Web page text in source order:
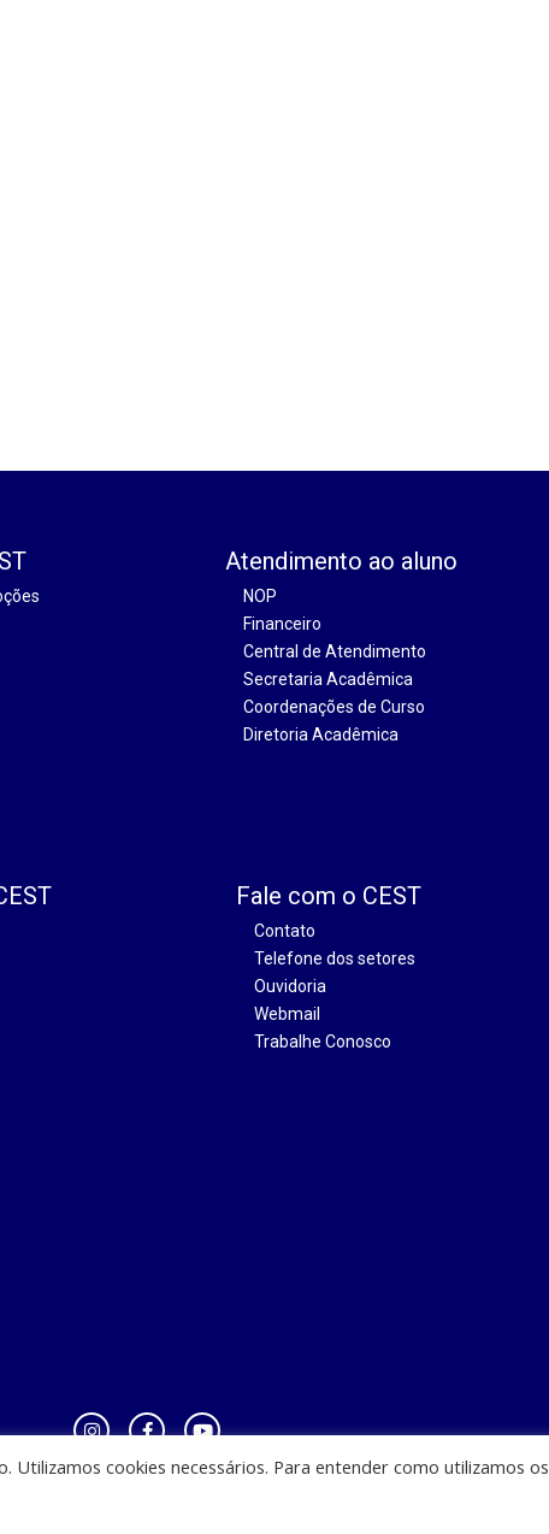
Atendimento ao aluno
NOP
Financeiro
Central de Atendimento
Secretaria Acadêmica
Coordenações de Curso
Diretoria Acadêmica
Fale com o CEST
Contato
Telefone dos setores
Ouvidoria
Webmail
Trabalhe Conosco
Utilizamos cookies necessários. Para entender como utilizamos os